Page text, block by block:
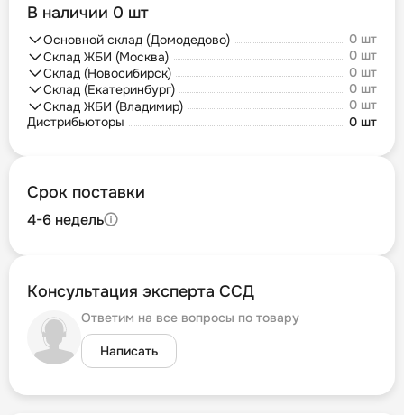
В наличии 0 шт
Основной склад (Домодедово)
0 шт
Склад ЖБИ (Москва)
0 шт
Склад (Новосибирск)
0 шт
Склад (Екатеринбург)
0 шт
Склад ЖБИ (Владимир)
0 шт
Дистрибьюторы
0 шт
Срок поставки
4-6 недель
Консультация эксперта ССД
Ответим на все вопросы по товару
Написать